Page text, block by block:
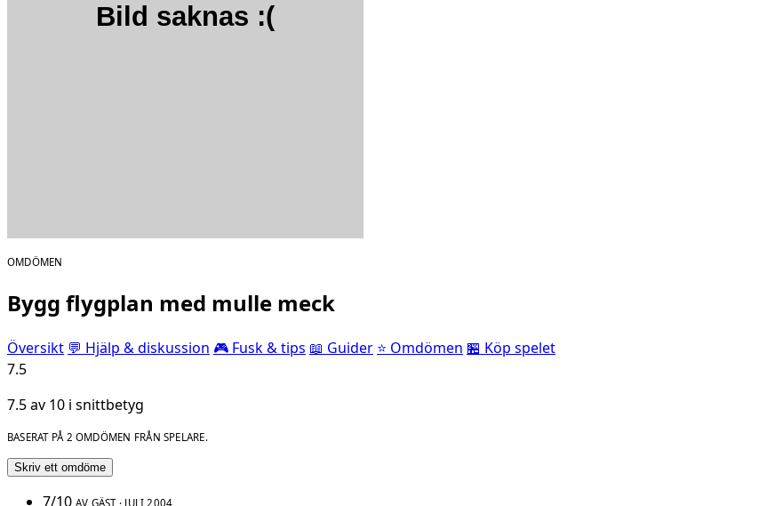
OMDÖMEN
Bygg flygplan med mulle meck
Översikt 💬 Hjälp & diskussion 🎮 Fusk & tips 📖 Guider ⭐ Omdömen 🏪 Köp spelet
7.5
7.5 av 10 i snittbetyg
BASERAT PÅ 2 OMDÖMEN FRÅN SPELARE.
Skriv ett omdöme
7/10 AV GÄST · JULI 2004